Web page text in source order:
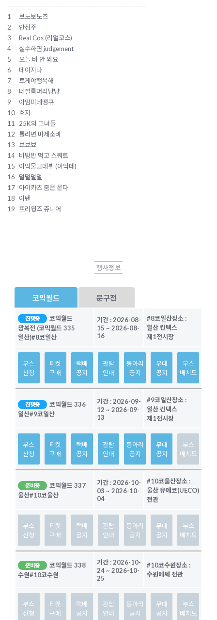
---------------------------------------------------------
1
보노보노즈
2
안정주
3
Real Cos (리얼코스)
4
실수하면 judgement
5
오늘 비 안 와요
6
데이지나
7
토게야행복해
8
떼껄룩머리냥냥
9
아임피네땡큐
10 흐지
11
25K의 그녀들
12
틀리면 마제소바
13 뵤뵤뵤
14 비빔밥 먹고 스쿼트
15
이악물고데뷔 (이악데)
16
덜덜덜덜
17 아이카츠 붐은 온다
18
아텐
19
프리윙즈 쥬니어
행사정보
코믹월드 문구전
진행중
코믹월드
광복전 (코믹월드 335
일산)#8코일산
기간 :2026-08-
15 ~ 2026-08-
16
#8코일산장소 :
일산 킨텍스
제1전시장
부스
신청
티켓
구매
택배
공지
관람
안내
동아리
공지
무대
공지
부스
배치도
진행중
코믹월드 336
일산#9코일산
기간 :2026-09-
12 ~ 2026-09-
13
#9코일산장소 :
일산 킨텍스
제1전시장
부스
신청
티켓
구매
택배
공지
관람
안내
동아리
공지
무대
공지
부스
배치도
준비중
코믹월드 337
울산#10코울산
기간 :2026-10-
03 ~ 2026-10-
04
#10코울산장소 :
울산 유에코(UECO)
전관
부스
신청
티켓
구매
택배
공지
관람
안내
동아리
공지
무대
공지
부스
배치도
준비중
코믹월드 338
수원#10코수원
기간 :2026-10-
24~ 2026-10-
25
#10코수원장소 :
수원메쎄 전관
부스
신청
티켓
구매
택배
공지
관람
안내
동아리
공지
무대
공지
부스
배치도